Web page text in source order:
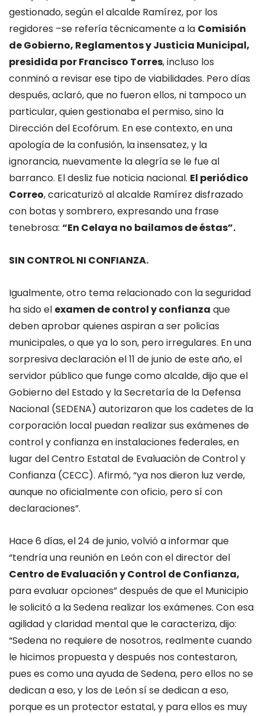
gestionado, según el alcalde Ramírez, por los
regidores –se refería técnicamente a la Comisión
de Gobierno, Reglamentos y Justicia Municipal,
presidida por Francisco Torres, incluso los
conminó a revisar ese tipo de viabilidades. Pero días
después, aclaró, que no fueron ellos, ni tampoco un
particular, quien gestionaba el permiso, sino la
Dirección del Ecofórum. En ese contexto, en una
apología de la confusión, la insensatez, y la
ignorancia, nuevamente la alegría se le fue al
barranco. El desliz fue noticia nacional. El periódico
Correo, caricaturizó al alcalde Ramírez disfrazado
con botas y sombrero, expresando una frase
tenebrosa: “En Celaya no bailamos de éstas”.
SIN CONTROL NI CONFIANZA.
Igualmente, otro tema relacionado con la seguridad
ha sido el examen de control y confianza que
deben aprobar quienes aspiran a ser policías
municipales, o que ya lo son, pero irregulares. En una
sorpresiva declaración el 11 de junio de este año, el
servidor público que funge como alcalde, dijo que el
Gobierno del Estado y la Secretaría de la Defensa
Nacional (SEDENA) autorizaron que los cadetes de la
corporación local puedan realizar sus exámenes de
control y confianza en instalaciones federales, en
lugar del Centro Estatal de Evaluación de Control y
Confianza (CECC). Afirmó, “ya nos dieron luz verde,
aunque no oficialmente con oficio, pero sí con
declaraciones”.
Hace 6 días, el 24 de junio, volvió a informar que
“tendría una reunión en León con el director del
Centro de Evaluación y Control de Confianza,
para evaluar opciones” después de que el Municipio
le solicitó a la Sedena realizar los exámenes. Con esa
agilidad y claridad mental que le caracteriza, dijo:
“Sedena no requiere de nosotros, realmente cuando
le hicimos propuesta y después nos contestaron,
pues es como una ayuda de Sedena, pero ellos no se
dedican a eso, y los de León sí se dedican a eso,
porque es un protector estatal, y para ellos es muy